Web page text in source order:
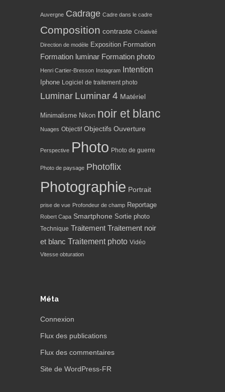
Auvergne Cadrage Cadre dans le cadre
Composition contraste Créativité
Direction de modèle Exposition Formation
Formation luminar Formation photo
Henri Cartier-Bresson Instagram Intention
Iphone Logiciel de traitement photo
Luminar Luminar 4 Matériel
Minimalisme Nikon noir et blanc
Nuages Objectif Objectifs Ouverture
Perspective Photo Photo de guerre
Photo de paysage Photoflix
Photographie Portrait
prise de vue Profondeur de champ Reportage
Robert Capa Smartphone Sortie photo
Technique Traitement Traitement noir
et blanc Traitement photo Vidéo
Vitesse obturation
Méta
Connexion
Flux des publications
Flux des commentaires
Site de WordPress-FR